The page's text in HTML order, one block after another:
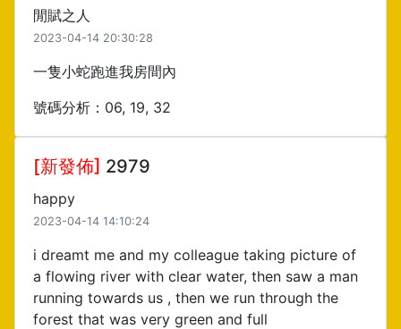
閒賦之人
2023-04-14 20:30:28
一隻小蛇跑進我房間內
號碼分析：06, 19, 32
[新發佈] 2979
happy
2023-04-14 14:10:24
i dreamt me and my colleague taking picture of
a flowing river with clear water, then saw a man
running towards us , then we run through the
forest that was very green and full